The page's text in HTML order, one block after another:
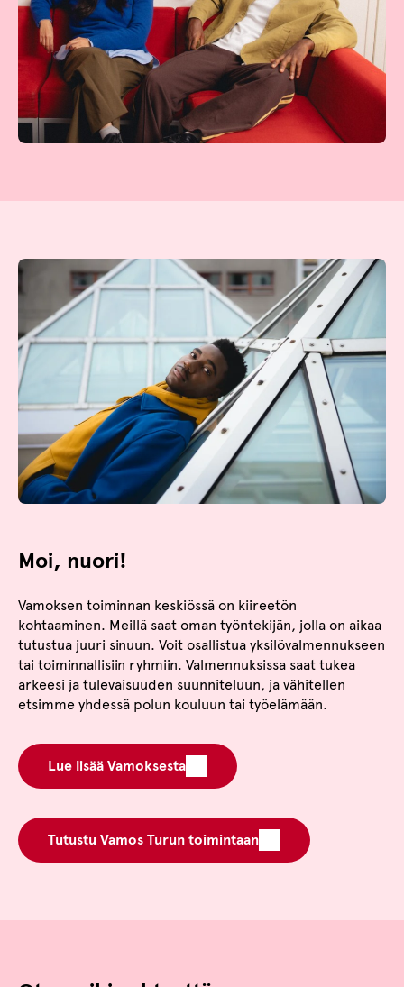
Moi, nuori!
Vamoksen toiminnan keskiössä on kiireetön
kohtaaminen. Meillä saat oman työntekijän, jolla on aikaa
tutustua juuri sinuun. Voit osallistua yksilövalmennukseen
tai toiminnallisiin ryhmiin. Valmennuksissa saat tukea
arkeesi ja tulevaisuuden suunniteluun, ja vähitellen
etsimme yhdessä polun kouluun tai työelämään.
Lue lisää Vamoksesta
Tutustu Vamos Turun toimintaan